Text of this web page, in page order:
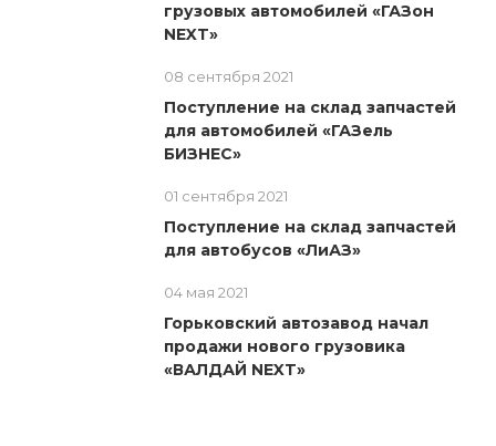
грузовых автомобилей «ГАЗон
NEXT»
08 сентября 2021
Поступление на склад запчастей
для автомобилей «ГАЗель
БИЗНЕС»
01 сентября 2021
Поступление на склад запчастей
для автобусов «ЛиАЗ»
04 мая 2021
Горьковский автозавод начал
продажи нового грузовика
«ВАЛДАЙ NEXT»